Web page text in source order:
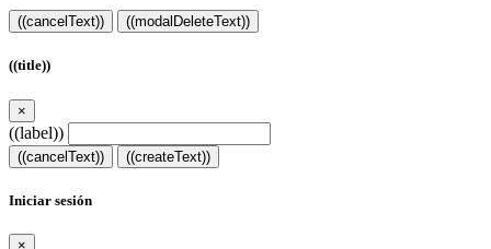
((cancelText)) ((modalDeleteText))
((title))
×
((label))
((cancelText)) ((createText))
Iniciar sesión
×